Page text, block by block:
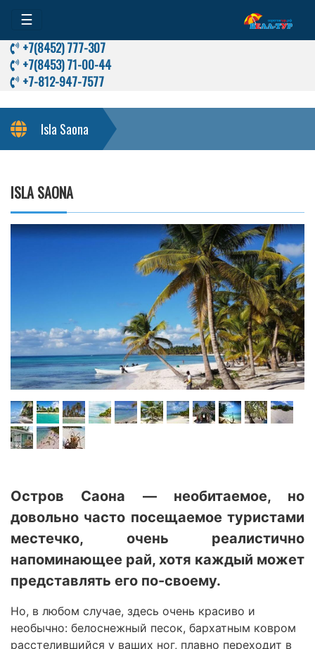
☰
+7(8452) 777-307
+7(8453) 71-00-44
+7-812-947-7577
Isla Saona
ISLA SAONA
Остров Саона — необитаемое, но
довольно часто посещаемое туристами
местечко, очень реалистично
напоминающее рай, хотя каждый может
представлять его по-своему.
Но, в любом случае, здесь очень красиво и
необычно: белоснежный песок, бархатным ковром
расстелившийся у ваших ног, плавно переходит в